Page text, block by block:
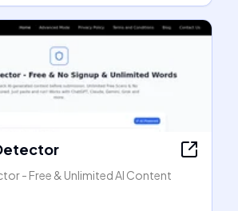
- Free & Unlimited AI Content